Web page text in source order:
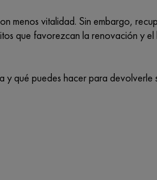
menos vitalidad. Sin embargo,
que favorezcan la renovación y
y qué puedes hacer para devolverle